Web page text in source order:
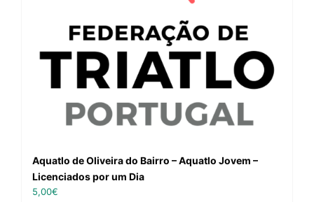
Aquatlo de Oliveira do Bairro – Aquatlo Jovem –
Licenciados por um Dia
5,00€